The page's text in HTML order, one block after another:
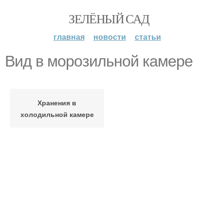
ЗЕЛЁНЫЙ САД
главная новости статьи
Вид в морозильной камере
Хранения в
холодильной камере